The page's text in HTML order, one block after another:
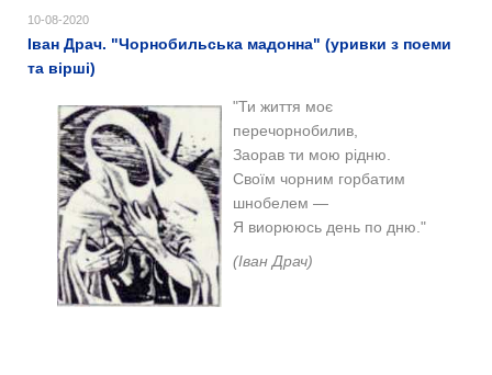
10-08-2020
Іван Драч. "Чорнобильська мадонна​" (уривки з поеми
та вірші)
"Ти життя моє
перечорнобилив,
Заорав ти мою рідню.
Своїм чорним горбатим
шнобелем —
Я виорююсь день по дню."
(Іван Драч)